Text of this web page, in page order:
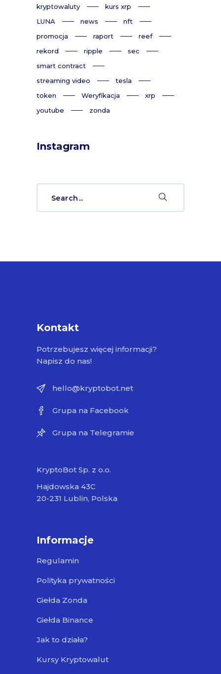
kryptowaluty
kurs xrp
LUNA
news
nft
promocja
raport
reef
rekord
ripple
sec
smart contract
streaming video
tesla
token
Weryfikacja
xrp
youtube
zonda
Instagram
Kontakt
Potrzebujesz więcej informacji?
Napisz do nas!
hello@kryptobot.net
Grupa na Facebook
Grupa na Telegramie
KryptoBot Sp. z o.o.
Hajdowska 43C
20-231 Lublin, Polska
Informacje
Regulamin
Polityka prywatności
Giełda Zonda
Giełda Binance
Jak to działa?
Kursy Kryptowalut